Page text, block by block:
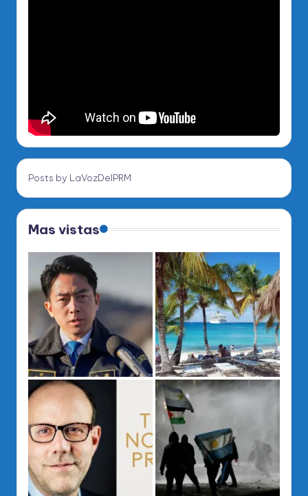
Posts by LaVozDelPRM
Mas vistas